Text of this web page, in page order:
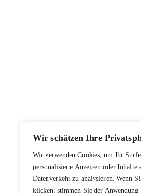
Wir schätzen Ihre
Wir verwenden Cookies, um Ihr
personalisierte Anzeigen oder Inhalte
Datenverkehr zu analysieren. Wenn
klicken, stimmen Sie der Anwendung